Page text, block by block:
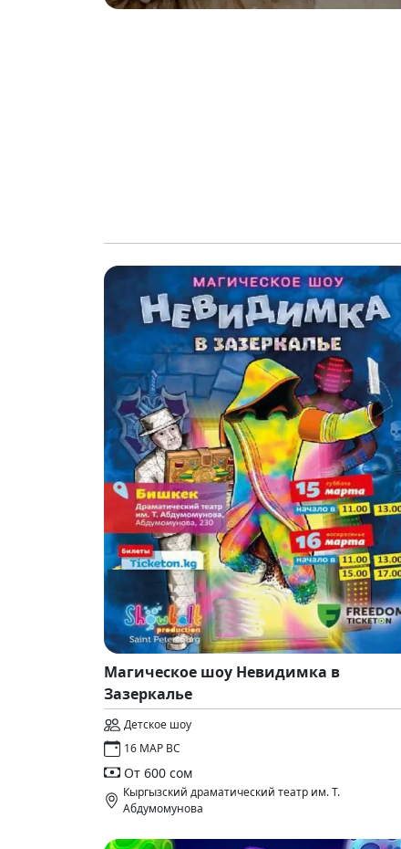
Магическое шоу Невидимка в
Зазеркалье
Детское шоу
16 МАР ВС
От 600 сом
Кыргызский драматический театр им. Т.
Абдумомунова